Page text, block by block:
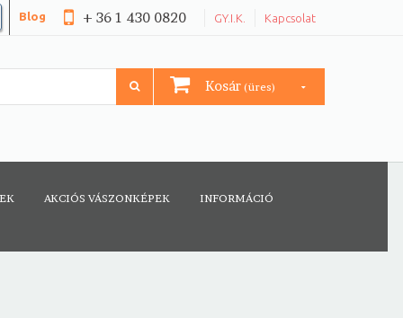
GY.I.K. Kapcsolat
+ 36 1 430 0820
Blog
Kosár (üres)
AKCIÓS VÁSZONKÉPEK INFORMÁCIÓ